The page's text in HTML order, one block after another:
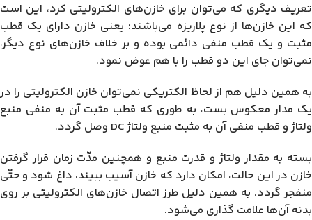
تعریف دیگری که می‌توان برای خازن‌های الکترولیتی کرد، این است
که این خازن‌ها از نوع پلاریزه می‌باشند؛ یعنی خازن دارای یک قطب
مثبت و یک قطب منفی دائمی بوده و بر خلاف خازن‌های نوع دیگر،
نمی‌توان جای این دو قطب را با هم عوض نمود.
به همین دلیل هم از لحاظ الکتریکی نمی‌توان خازن الکترولیتی را در
یک مدار معکوس بست، به طوری که قطب مثبت آن به منفی منبع
ولتاژ و قطب منفی آن به مثبت منبع ولتاژ DC وصل گردد.
بسته به مقدار ولتاژ و قدرت منبع و همچنین مدّت زمان قرار گرفتن
خازن در این حالت، امکان دارد که خازن آسیب ببیند، داغ شود و حتّی
منفجر گردد. به همین دلیل طرز اتصال خازن‌های الکترولیتی بر روی
بدنه آن‌ها علامت گذاری می‌شود.